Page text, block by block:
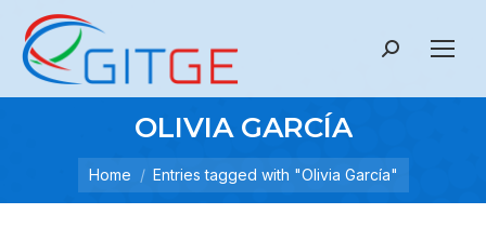
Search:
OLIVIA GARCÍA
Home Entries tagged with "Olivia García"